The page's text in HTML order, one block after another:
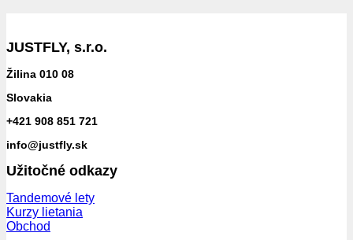
JUSTFLY, s.r.o.
Žilina 010 08
Slovakia
+421 908 851 721
info@justfly.sk
Užitočné odkazy
Tandemové lety
Kurzy lietania
Obchod